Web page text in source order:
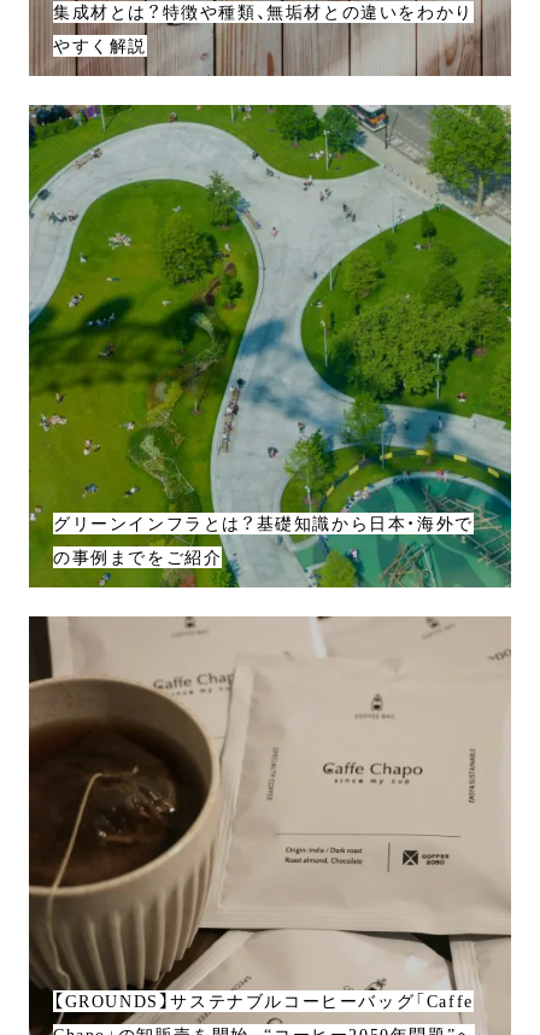
集成材とは？特徴や種類、無垢材との違いをわかり
やすく解説
グリーンインフラとは？基礎知識から日本・海外で
の事例までをご紹介
【GROUNDS】サステナブルコーヒーバッグ「Caffe